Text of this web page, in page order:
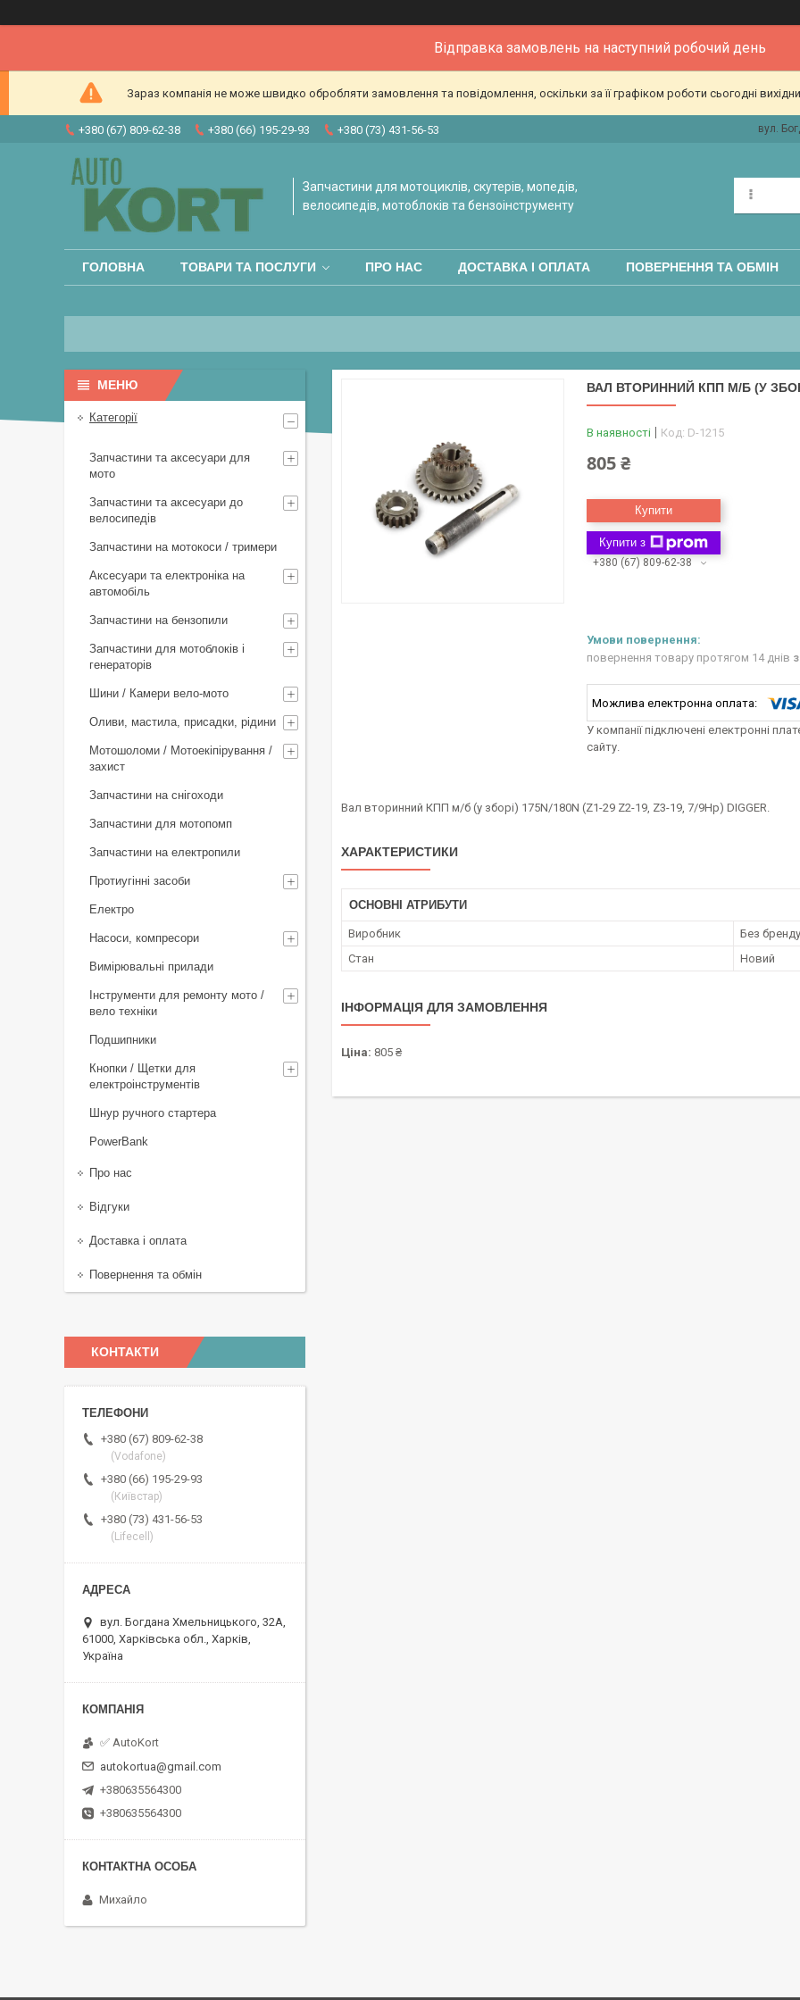
Відправка замовлень на наступний робочий день
Зараз компанія не може швидко обробляти замовлення та повідомлення, оскільки за її графіком роботи сьогодні
+380 (67) 809-62-38 +380 (66) 195-29-93 +380 (73) 431-56-53 вул.
Запчастини для мотоциклів, скутерів, мопедів,
велосипедів, мотоблоків та бензоінструменту
ГОЛОВНА ТОВАРИ ТА ПОСЛУГИ ПРО НАС ДОСТАВКА І ОПЛАТА ПОВЕРНЕННЯ ТА ОБМІН
ВАЛ ВТОРИННИЙ КПП М/Б (У
В наявності Код: D-1215
805 ₴
Купити
Купити з
+380 (67) 809-62-38
повернення товару протягом 14 днів
У компанії підключені електронні
сайту.
Вал вторинний КПП м/б (у зборі) 175N/180N (Z1-29 Z2-19, Z3-19, 7/9Hp) DIGGER.
ХАРАКТЕРИСТИКИ
ОСНОВНІ АТРИБУТИ
Виробник
Без бренду
Стан
Новий
ІНФОРМАЦІЯ ДЛЯ ЗАМОВЛЕННЯ
Ціна: 805 ₴
Категорії
Запчастини та аксесуари для
мото
Запчастини та аксесуари до
велосипедів
Запчастини на мотокоси / тримери
Аксесуари та електроніка на
автомобіль
Запчастини на бензопили
Запчастини для мотоблоків і
генераторів
Шини / Камери вело-мото
Оливи, мастила, присадки, рідини
Мотошоломи / Мотоекіпірування /
захист
Запчастини на снігоходи
Запчастини для мотопомп
Запчастини на електропили
Протиугінні засоби
Електро
Насоси, компресори
Вимірювальні прилади
Інструменти для ремонту мото /
вело техніки
Подшипники
Кнопки / Щетки для
електроінструментів
Шнур ручного стартера
PowerBank
Про нас
Відгуки
Доставка і оплата
Повернення та обмін
КОНТАКТИ
+380 (67) 809-62-38
(Vodafone)
+380 (66) 195-29-93
(Київстар)
+380 (73) 431-56-53
(Lifecell)
вул. Богдана Хмельницького, 32А,
61000, Харківська обл., Харків,
Україна
✅ AutoKort
autokortua@gmail.com
+380635564300
+380635564300
Михайло